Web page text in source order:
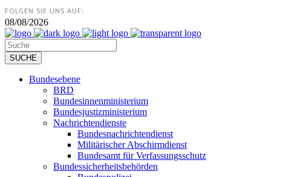
FOLGEN SIE UNS AUF:
08/08/2026
Bundesebene
BRD
Bundesinnenministerium
Bundesjustizministerium
Nachrichtendienste
Bundesnachrichtendienst
Militärischer Abschirmdienst
Bundesamt für Verfassungsschutz
Bundessicherheitsbehörden